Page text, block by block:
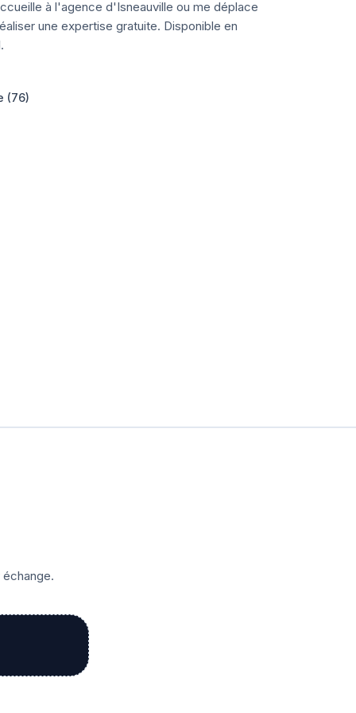
à l'agence d'Isneauville ou me déplace
une expertise gratuite. Disponible en
(76)